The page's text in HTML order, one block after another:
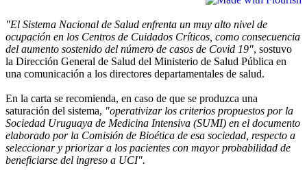
"El Sistema Nacional de Salud enfrenta un muy alto nivel de
ocupación en los Centros de Cuidados Críticos, como consecuencia
del aumento sostenido del número de casos de Covid 19", sostuvo
la Dirección General de Salud del Ministerio de Salud Pública en
una comunicación a los directores departamentales de salud.
En la carta se recomienda, en caso de que se produzca una
saturación del sistema, "operativizar los criterios propuestos por la
Sociedad Uruguaya de Medicina Intensiva (SUMI) en el documento
elaborado por la Comisión de Bioética de esa sociedad, respecto a
seleccionar y priorizar a los pacientes con mayor probabilidad de
beneficiarse del ingreso a UCI".